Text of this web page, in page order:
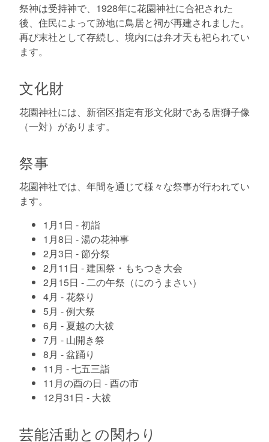
祭神は受持神で、1928年に花園神社に合祀された
後、住民によって跡地に鳥居と祠が再建されました。
再び末社として存続し、境内には弁才天も祀られてい
ます。
文化財
花園神社には、新宿区指定有形文化財である唐獅子像
（一対）があります。
祭事
花園神社では、年間を通じて様々な祭事が行われてい
ます。
1月1日 - 初詣
1月8日 - 湯の花神事
2月3日 - 節分祭
2月11日 - 建国祭・もちつき大会
2月15日 - 二の午祭（にのうまさい）
4月 - 花祭り
5月 - 例大祭
6月 - 夏越の大祓
7月 - 山開き祭
8月 - 盆踊り
11月 - 七五三詣
11月の酉の日 - 酉の市
12月31日 - 大祓
芸能活動との関わり